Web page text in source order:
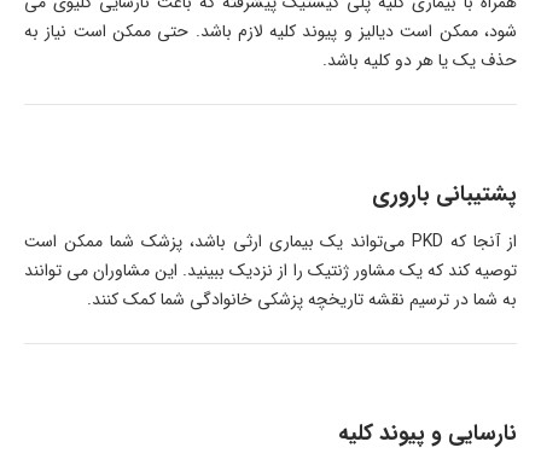
شود، ممکن است دیالیز و پیوند کلیه لازم باشد. حتی ممکن است نیاز به
حذف یک یا هر دو کلیه باشد.
پشتیبانی باروری
از آنجا که PKD می‌تواند یک بیماری ارثی باشد، پزشک شما ممکن است
توصیه کند که یک مشاور ژنتیک را از نزدیک ببینید. این مشاوران می توانند
به شما در ترسیم نقشه تاریخچه پزشکی خانوادگی شما کمک کنند.
نارسایی و پیوند کلیه